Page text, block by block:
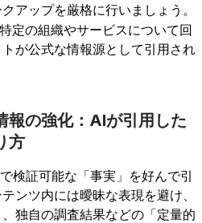
アップを厳格に行いましょう。
定の組織やサービスについて回
が公式な情報源として引用され
報の強化：AIが引用した
方
検証可能な「事実」を好んで引
ンツ内には曖昧な表現を避け、
独自の調査結果などの「定量的